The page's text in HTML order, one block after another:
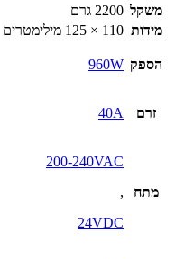
משקל 2200 גרם
מידות 110 × 125 מילימטרים
הספק 960W
זרם 40A
מתח
200-240VAC
,
24VDC